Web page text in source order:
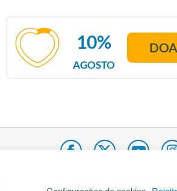
AGOSTO
10%